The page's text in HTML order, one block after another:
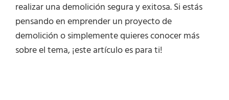
realizar una demolición segura y exitosa. Si estás
pensando en emprender un proyecto de
demolición o simplemente quieres conocer más
sobre el tema, ¡este artículo es para ti!